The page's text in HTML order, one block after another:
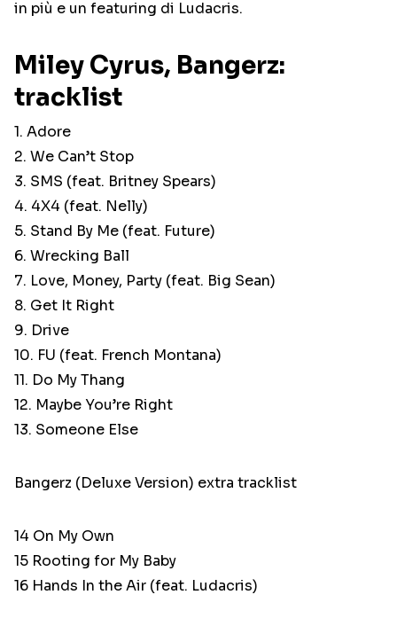
in più e un featuring di Ludacris.
Miley Cyrus, Bangerz:
tracklist
1. Adore
2. We Can’t Stop
3. SMS (feat. Britney Spears)
4. 4X4 (feat. Nelly)
5. Stand By Me (feat. Future)
6. Wrecking Ball
7. Love, Money, Party (feat. Big Sean)
8. Get It Right
9. Drive
10. FU (feat. French Montana)
11. Do My Thang
12. Maybe You’re Right
13. Someone Else
Bangerz (Deluxe Version) extra tracklist
14 On My Own
15 Rooting for My Baby
16 Hands In the Air (feat. Ludacris)